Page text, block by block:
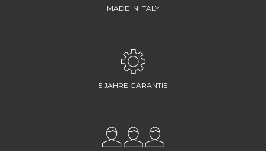
MADE IN ITALY
5 JAHRE GARANTIE